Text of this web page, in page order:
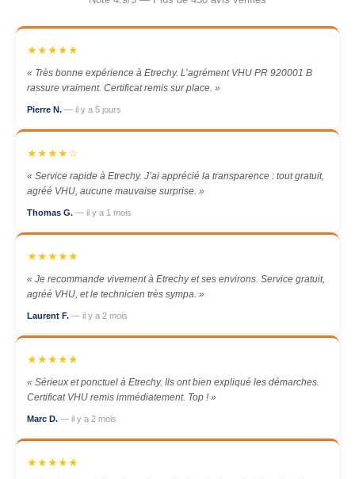
★★★★★
« Très bonne expérience à Etrechy. L’agrément VHU PR 920001 B
rassure vraiment. Certificat remis sur place. »
Pierre N. — il y a 5 jours
★★★★☆
« Service rapide à Etrechy. J’ai apprécié la transparence : tout gratuit,
agréé VHU, aucune mauvaise surprise. »
Thomas G. — il y a 1 mois
★★★★★
« Je recommande vivement à Etrechy et ses environs. Service gratuit,
agréé VHU, et le technicien très sympa. »
Laurent F. — il y a 2 mois
★★★★★
« Sérieux et ponctuel à Etrechy. Ils ont bien expliqué les démarches.
Certificat VHU remis immédiatement. Top ! »
Marc D. — il y a 2 mois
★★★★★